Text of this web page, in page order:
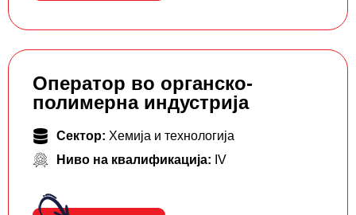
Оператор во органско-
полимерна индустрија
Сектор: Хемија и технологија
Ниво на квалификација: IV